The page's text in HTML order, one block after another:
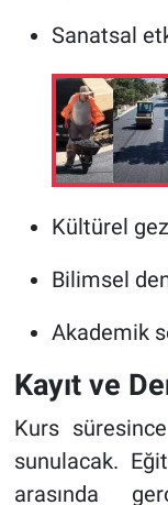
Sanatsal
Kültürel
Bilimsel
Akademik
Kayıt ve
Kurs
sunulacak.
arasında